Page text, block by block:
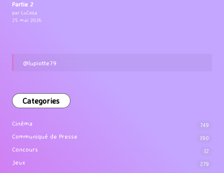
Partie 2
par LuCioLe
25 mai 2026
@lupiotte79
Categories
Cinéma 749
Communiqué de Presse 190
Concours 12
Jeux 279